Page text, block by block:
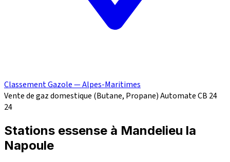
Classement Gazole — Alpes-Maritimes
Vente de gaz domestique (Butane, Propane)Automate CB 24
24
Stations essense à Mandelieu la
Napoule